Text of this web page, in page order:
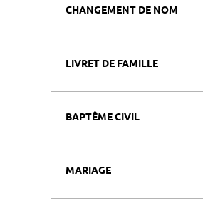
CHANGEMENT DE NOM
LIVRET DE FAMILLE
BAPTÊME CIVIL
MARIAGE